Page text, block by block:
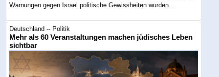
Warnungen gegen Israel politische Gewissheiten wurden....
Deutschland -- Politik
Mehr als 60 Veranstaltungen machen jüdisches Leben
sichtbar